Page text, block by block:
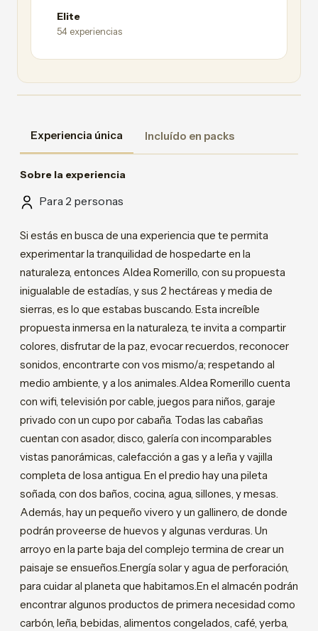
Elite
54 experiencias
Experiencia única Incluído en packs
Sobre la experiencia
Para 2 personas
Si estás en busca de una experiencia que te permita
experimentar la tranquilidad de hospedarte en la
naturaleza, entonces Aldea Romerillo, con su propuesta
inigualable de estadías, y sus 2 hectáreas y media de
sierras, es lo que estabas buscando. Esta increíble
propuesta inmersa en la naturaleza, te invita a compartir
colores, disfrutar de la paz, evocar recuerdos, reconocer
sonidos, encontrarte con vos mismo/a; respetando al
medio ambiente, y a los animales.Aldea Romerillo cuenta
con wifi, televisión por cable, juegos para niños, garaje
privado con un cupo por cabaña. Todas las cabañas
cuentan con asador, disco, galería con incomparables
vistas panorámicas, calefacción a gas y a leña y vajilla
completa de losa antigua. En el predio hay una pileta
soñada, con dos baños, cocina, agua, sillones, y mesas.
Además, hay un pequeño vivero y un gallinero, de donde
podrán proveerse de huevos y algunas verduras. Un
arroyo en la parte baja del complejo termina de crear un
paisaje se ensueños.Energía solar y agua de perforación,
para cuidar al planeta que habitamos.En el almacén podrán
encontrar algunos productos de primera necesidad como
carbón, leña, bebidas, alimentos congelados, café, yerba,